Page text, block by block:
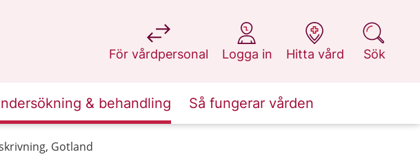
För vårdpersonal
på 1177.se
Logga in
på 1177.se
Hitta vård
på 1177.se
Sök
på 1177.se
& behandling Så fungerar vården
Gotland